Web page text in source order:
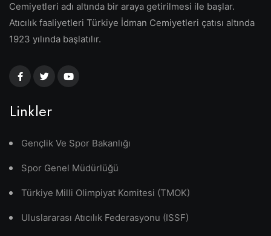
Cemiyetleri adı altında bir araya getirilmesi ile başlar.
Atıcılık faaliyetleri Türkiye İdman Cemiyetleri çatısı altında
1923 yılında başlatılır.
Linkler
Gençlik Ve Spor Bakanlığı
Spor Genel Müdürlüğü
Türkiye Milli Olimpiyat Komitesi (TMOK)
Uluslararası Atıcılık Federasyonu (ISSF)